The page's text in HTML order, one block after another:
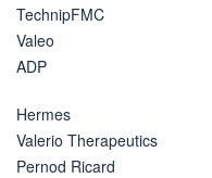
TechnipFMC
Valeo
ADP
Hermes
Valerio Therapeutics
Pernod Ricard